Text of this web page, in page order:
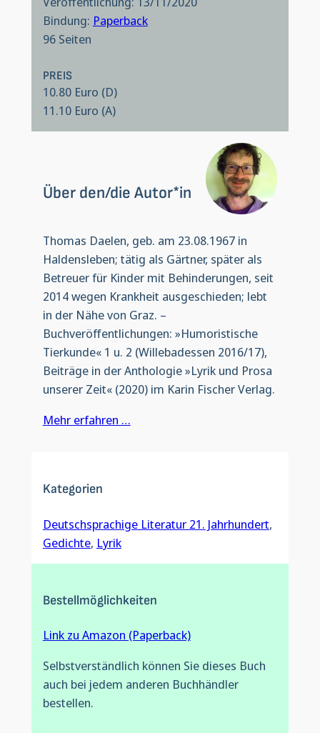
Bindung: Paperback
96 Seiten
PREIS
10.80 Euro (D)
11.10 Euro (A)
Über den/die Autor*in
Thomas Daelen, geb. am 23.08.1967 in
Haldensleben; tätig als Gärtner, später als
Betreuer für Kinder mit Behinderungen, seit
2014 wegen Krankheit ausgeschieden; lebt
in der Nähe von Graz. –
Buchveröffentlichungen: »Humoristische
Tierkunde« 1 u. 2 (Willebadessen 2016/17),
Beiträge in der Anthologie »Lyrik und Prosa
unserer Zeit« (2020) im Karin Fischer Verlag.
Mehr erfahren …
Kategorien
Deutschsprachige Literatur 21. Jahrhundert
Gedichte, Lyrik
Bestellmöglichkeiten
Link zu Amazon (Paperback)
Selbstverständlich können Sie dieses Buch
auch bei jedem anderen Buchhändler
bestellen.